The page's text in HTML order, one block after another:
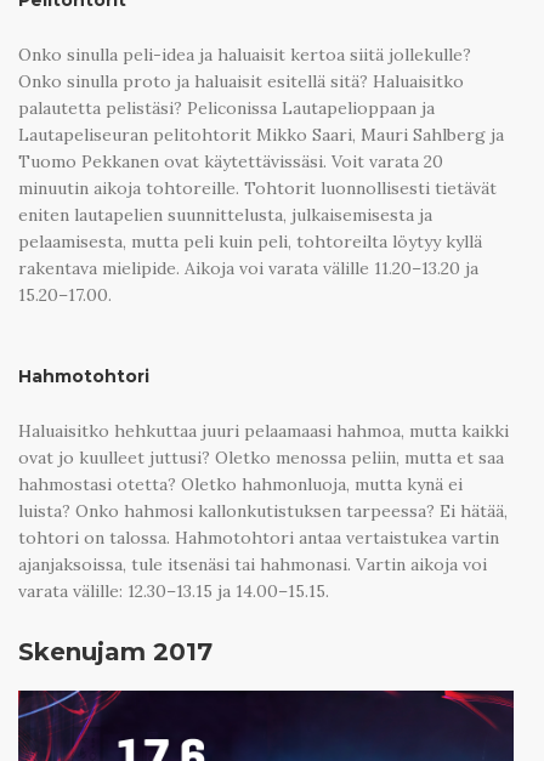
Onko sinulla peli-idea ja haluaisit kertoa siitä jollekulle?
Onko sinulla proto ja haluaisit esitellä sitä? Haluaisitko
palautetta pelistäsi? Peliconissa Lautapelioppaan ja
Lautapeliseuran pelitohtorit Mikko Saari, Mauri Sahlberg ja
Tuomo Pekkanen ovat käytettävissäsi. Voit varata 20
minuutin aikoja tohtoreille. Tohtorit luonnollisesti tietävät
eniten lautapelien suunnittelusta, julkaisemisesta ja
pelaamisesta, mutta peli kuin peli, tohtoreilta löytyy kyllä
rakentava mielipide. Aikoja voi varata välille 11.20–13.20 ja
15.20–17.00.
Hahmotohtori
Haluaisitko hehkuttaa juuri pelaamaasi hahmoa, mutta kaikki
ovat jo kuulleet juttusi? Oletko menossa peliin, mutta et saa
hahmostasi otetta? Oletko hahmonluoja, mutta kynä ei
luista? Onko hahmosi kallonkutistuksen tarpeessa? Ei hätää,
tohtori on talossa. Hahmotohtori antaa vertaistukea vartin
ajanjaksoissa, tule itsenäsi tai hahmonasi. Vartin aikoja voi
varata välille: 12.30–13.15 ja 14.00–15.15.
Skenujam 2017